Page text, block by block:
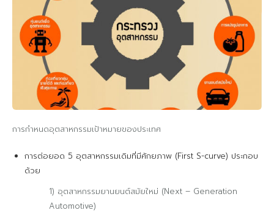
การกำหนดอุตสาหกรรมเป้าหมายของประเทศ
การต่อยอด 5 อุตสาหกรรมเดิมที่มีศักยภาพ (First S-curve) ประกอบ
ด้วย
1) อุตสาหกรรมยานยนต์สมัยใหม่ (Next – Generation
Automotive)